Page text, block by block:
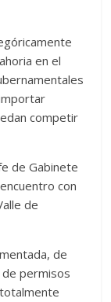
en el
competir
de Gabinete
con
de
de
de permisos